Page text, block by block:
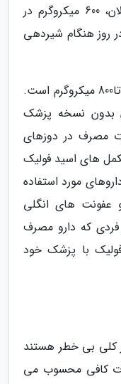
میکروگرم در روز برای بیشتر عظیمسالان، 600 میکروگرم در
و 500 میکروگرم در روز هنگام شیردهی
دوزهای مکمل به طور معمول بین 400 تا800 میکروگرم است.
بدون نسخه پزشک
مصرف در دوزهای
های اسید فولیک
مورد استفاده
عفونت های انگلی
فردی که دارو مصرف
با پزشک خود
کلی بی خطر هستند
کافی محسوب می